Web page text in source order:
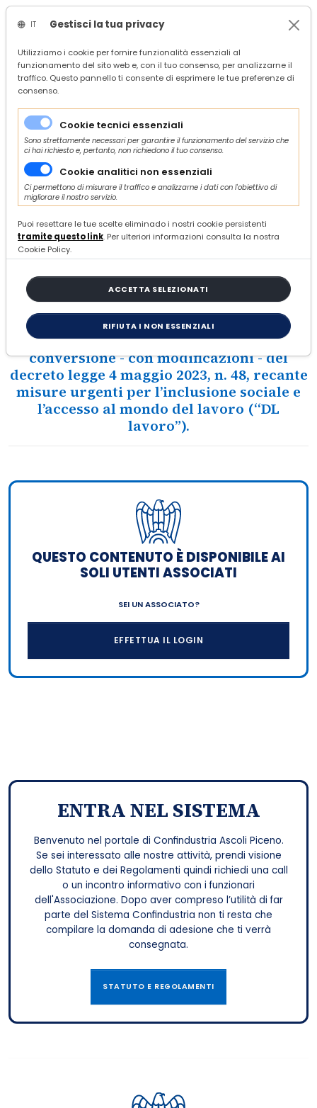
/ Confindustria Ascoli Piceno
/ Servizi
/ Risorse umane
D.L. n. 48/2023 (c.d. “DL lavoro”) convertito in L. n. 85/2023 – Nota Confindustria
VENERDÌ 07 LUGLIO 2023
D.L. n. 48/2023 (c.d. “DL lavoro”)
convertito in L. n. 85/2023 –
Nota Confindustria
È stata pubblicata, sulla G.U. n. 153 del 3
luglio 2023, la legge 3 luglio 2023, n. 85, di
conversione - con modificazioni - del
decreto legge 4 maggio 2023, n. 48, recante
misure urgenti per l’inclusione sociale e
l’accesso al mondo del lavoro (“DL
lavoro”).
QUESTO CONTENUTO È DISPONIBILE AI
SOLI UTENTI ASSOCIATI
SEI UN ASSOCIATO?
EFFETTUA IL LOGIN
ENTRA NEL SISTEMA
Benvenuto nel portale di Confindustria Ascoli Piceno.
Se sei interessato alle nostre attività, prendi visione
dello Statuto e dei Regolamenti quindi richiedi una call
o un incontro informativo con i funzionari
dell'Associazione. Dopo aver compreso l’utilità di far
parte del Sistema Confindustria non ti resta che
compilare la domanda di adesione che ti verrà
consegnata.
STATUTO E REGOLAMENTI
IT Gestisci la tua privacy
Utilizziamo i cookie per fornire funzionalità essenziali al
funzionamento del sito web e, con il tuo consenso, per analizzarne il
traffico. Questo pannello ti consente di esprimere le tue preferenze di
consenso.
Cookie tecnici essenziali
Sono strettamente necessari per garantire il funzionamento del servizio che
ci hai richiesto e, pertanto, non richiedono il tuo consenso.
Cookie analitici non essenziali
Ci permettono di misurare il traffico e analizzarne i dati con l'obiettivo di
migliorare il nostro servizio.
Puoi resettare le tue scelte eliminado i nostri cookie persistenti
tramite questo link. Per ulteriori informazioni consulta la nostra
Cookie Policy.
ACCETTA SELEZIONATI
RIFIUTA I NON ESSENZIALI